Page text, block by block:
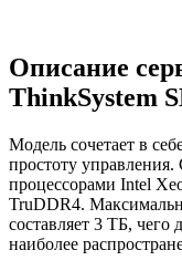
Описание
ThinkSystem
Модель сочетает в
простоту
процессорами Intel
TruDDR4.
составляет 3 ТБ, чего
наиболее